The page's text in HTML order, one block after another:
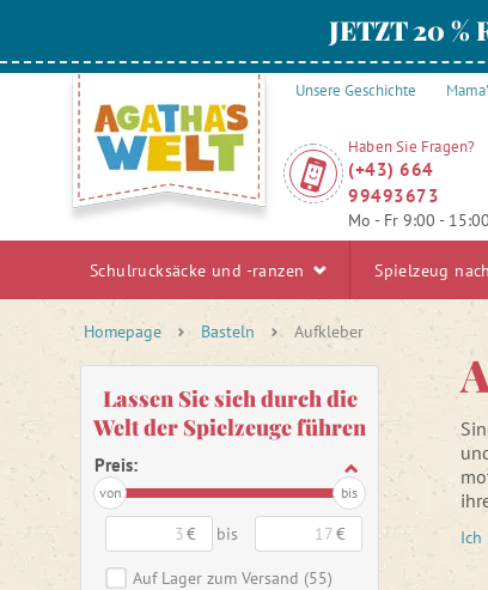
JETZT 20 %
Unsere Geschichte
Haben Sie Fragen?
(+43) 664
99493673
Mo - Fr 9:00 - 15:00
Schulrucksäcke und -ranzen Spielzeug
Homepage Basteln Aufkleber
Lassen Sie sich durch die
Welt der Spielzeuge führen
Preis:
von bis
€ bis €
Auf Lager zum Versand (55)
Ich